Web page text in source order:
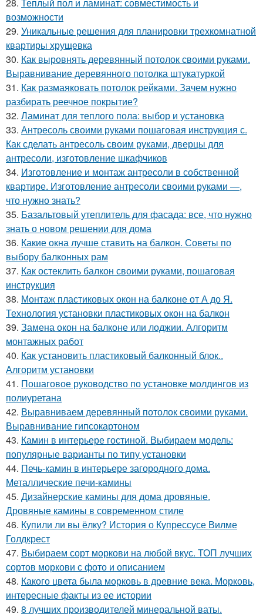
возможности
29. Уникальные решения для планировки трехкомнатной
квартиры хрущевка
30. Как выровнять деревянный потолок своими руками.
Выравнивание деревянного потолка штукатуркой
31. Как размаяковать потолок рейками. Зачем нужно
разбирать реечное покрытие?
32. Ламинат для теплого пола: выбор и установка
33. Антресоль своими руками пошаговая инструкция с.
Как сделать антресоль своим руками, дверцы для
антресоли, изготовление шкафчиков
34. Изготовление и монтаж антресоли в собственной
квартире. Изготовление антресоли своими руками —,
что нужно знать?
35. Базальтовый утеплитель для фасада: все, что нужно
знать о новом решении для дома
36. Какие окна лучше ставить на балкон. Советы по
выбору балконных рам
37. Как остеклить балкон своими руками, пошаговая
инструкция
38. Монтаж пластиковых окон на балконе от А до Я.
Технология установки пластиковых окон на балкон
39. Замена окон на балконе или лоджии. Алгоритм
монтажных работ
40. Как установить пластиковый балконный блок..
Алгоритм установки
41. Пошаговое руководство по установке молдингов из
полиуретана
42. Выравниваем деревянный потолок своими руками.
Выравнивание гипсокартоном
43. Камин в интерьере гостиной. Выбираем модель:
популярные варианты по типу установки
44. Печь-камин в интерьере загородного дома.
Металлические печи-камины
45. Дизайнерские камины для дома дровяные.
Дровяные камины в современном стиле
46. Купили ли вы ёлку? История о Купрессусе Вилме
Голдкрест
47. Выбираем сорт моркови на любой вкус. ТОП лучших
сортов моркови с фото и описанием
48. Какого цвета была морковь в древние века. Морковь,
интересные факты из ее истории
49. 8 лучших производителей минеральной ваты.